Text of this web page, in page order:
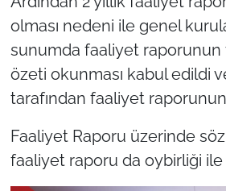
olması nedeni ile genel
sunumda faaliyet raporunun
özeti okunması kabul edildi
tarafından faaliyet
Faaliyet Raporu üzerinde söz
faaliyet raporu da oybirliği ile